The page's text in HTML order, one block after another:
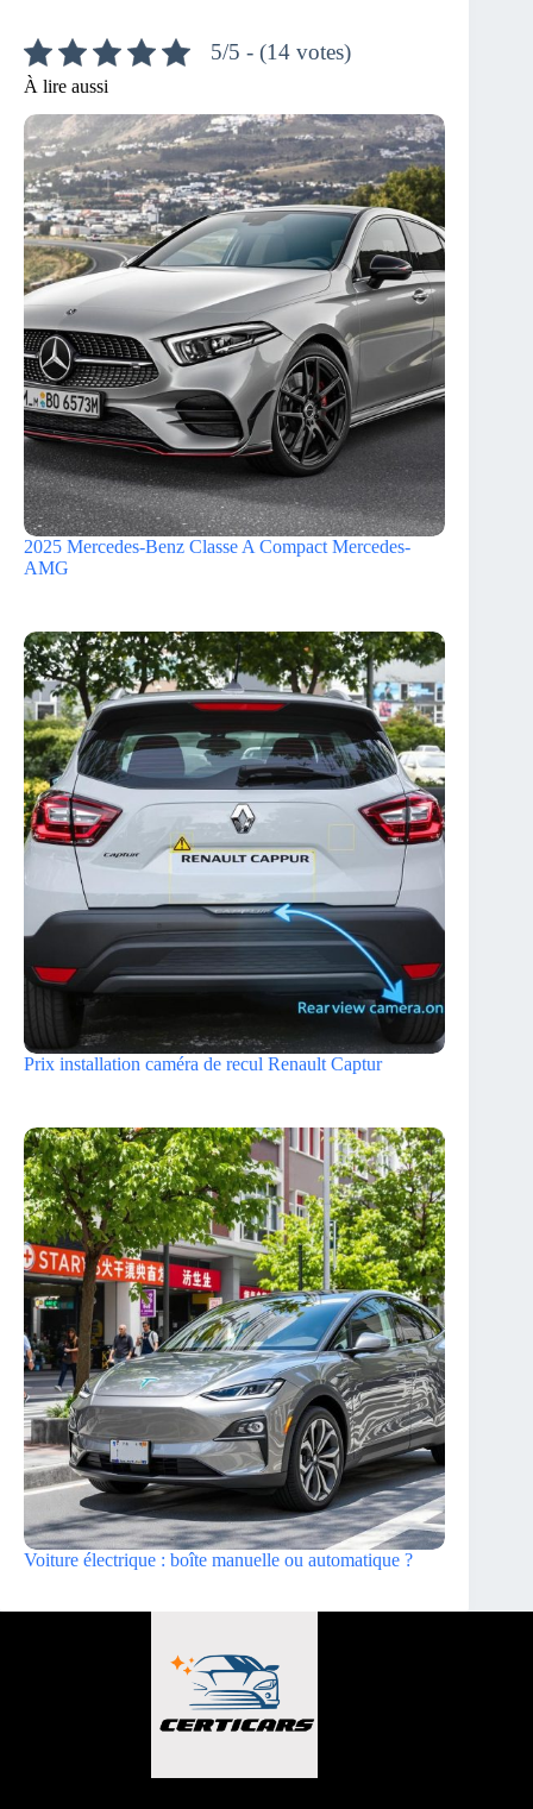
5/5 - (14 votes)
À lire aussi
2025 Mercedes-Benz Classe A Compact Mercedes-
AMG
Prix installation caméra de recul Renault Captur
Voiture électrique : boîte manuelle ou automatique ?